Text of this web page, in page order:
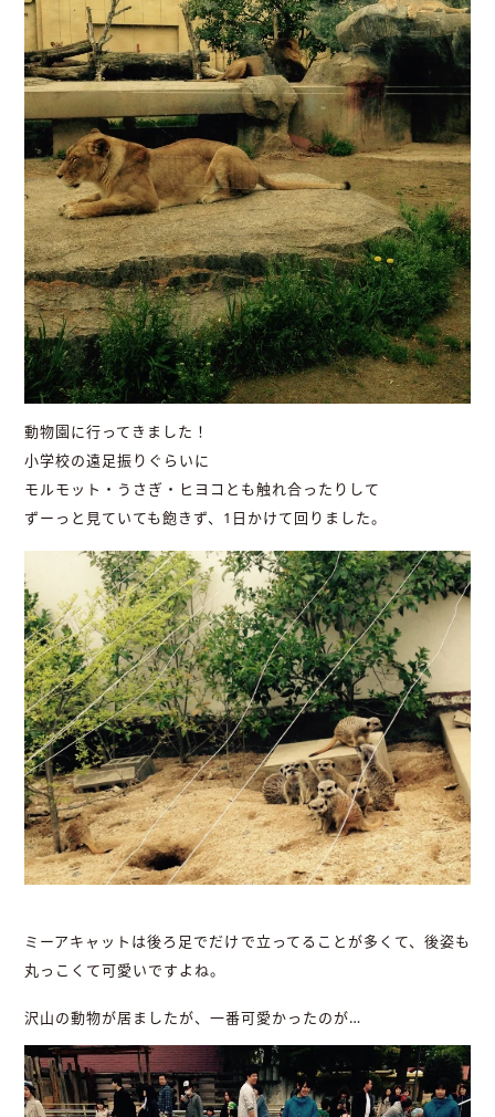
動物園に行ってきました！
小学校の遠足振りぐらいに
モルモット・うさぎ・ヒヨコとも触れ合ったりして
ずーっと見ていても飽きず、1日かけて回りました。
ミーアキャットは後ろ足でだけで立ってることが多くて、後姿も
丸っこくて可愛いですよね。
沢山の動物が居ましたが、一番可愛かったのが…